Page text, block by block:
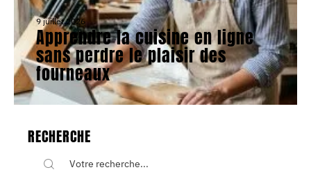
9 juillet 2026
Apprendre la cuisine en ligne
sans perdre le plaisir des
fourneaux
RECHERCHE